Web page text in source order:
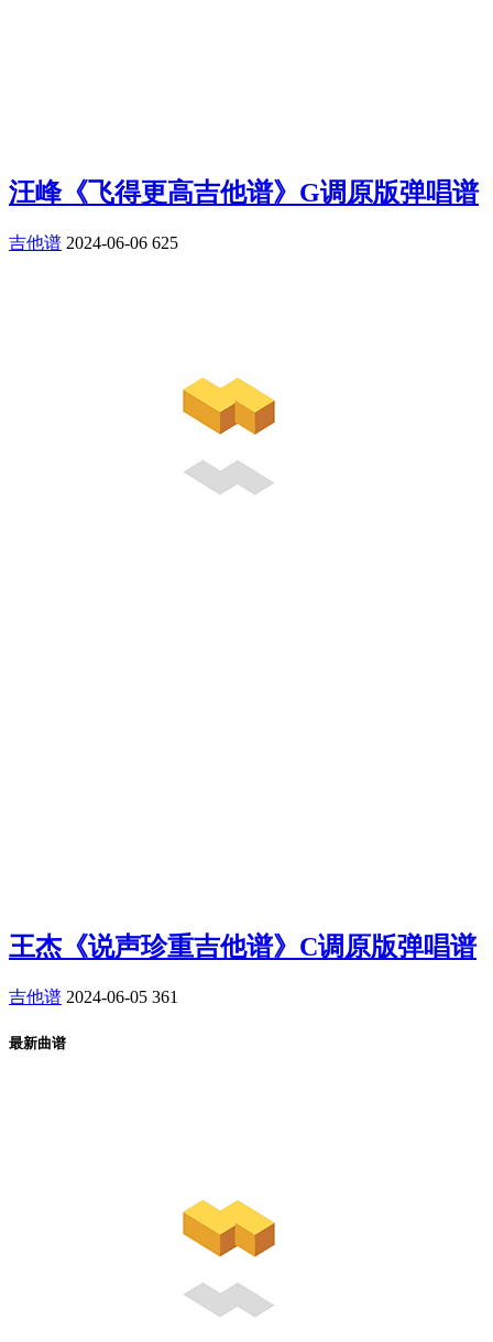
汪峰《飞得更高吉他谱》G调原版弹唱谱
吉他谱 2024-06-06 625
王杰《说声珍重吉他谱》C调原版弹唱谱
吉他谱 2024-06-05 361
最新曲谱